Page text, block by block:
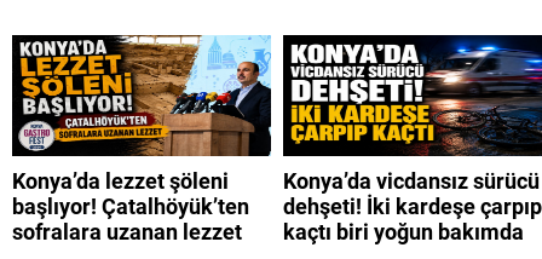
Konya’da lezzet şöleni
başlıyor! Çatalhöyük’ten
sofralara uzanan lezzet
Konya’da vicdansız sürücü
dehşeti! İki kardeşe çarpıp
kaçtı biri yoğun bakımda